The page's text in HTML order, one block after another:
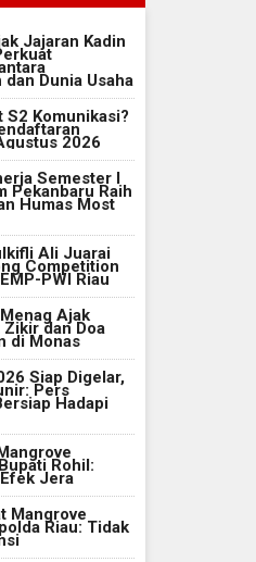
Jajaran Kadin
Dunia Usaha
S2 Komunikasi?
2026
Semester I
Pekanbaru Raih
Humas Most
Ali Juarai
Competition
PWI Riau
Ajak
Zikir dan Doa
di Monas
Siap Digelar,
Pers
Hadapi
Rohil:
Jera
Mangrove
Riau: Tidak